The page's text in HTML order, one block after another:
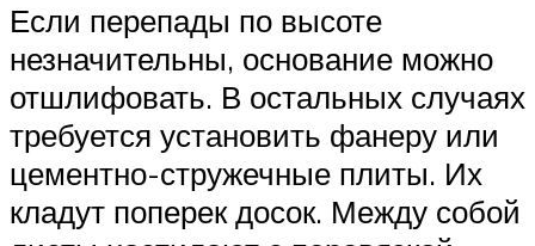
Если перепады по высоте
незначительны, основание можно
отшлифовать. В остальных случаях
требуется установить фанеру или
цементно-стружечные плиты. Их
кладут поперек досок. Между собой